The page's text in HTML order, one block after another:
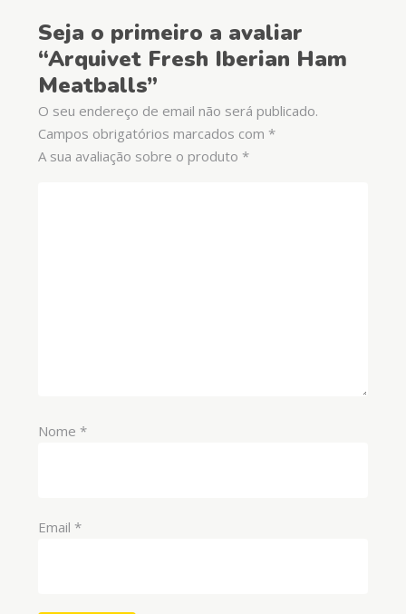
Seja o primeiro a avaliar
“Arquivet Fresh Iberian Ham
Meatballs”
O seu endereço de email não será publicado.
Campos obrigatórios marcados com *
A sua avaliação sobre o produto *
Nome *
Email *